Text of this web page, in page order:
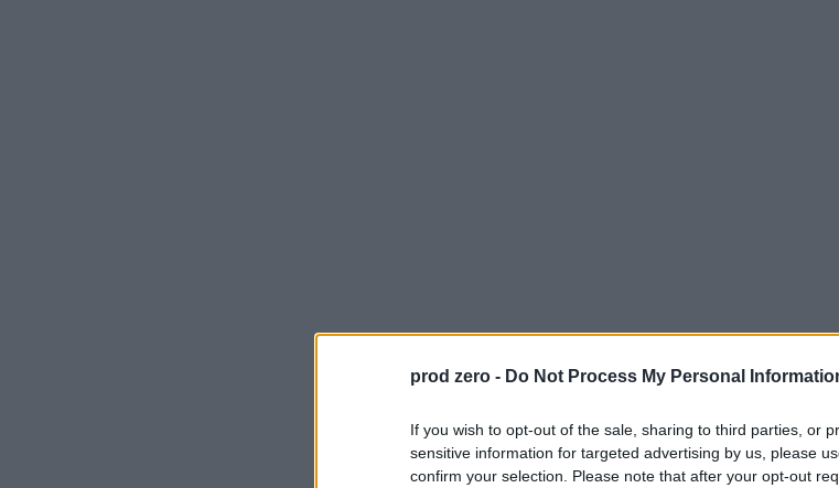
prod zero - Do Not Process My Personal
If you wish to opt-out of the sale, sharing to third parties, or
sensitive information for targeted advertising by us, please
confirm your selection. Please note that after your opt-out